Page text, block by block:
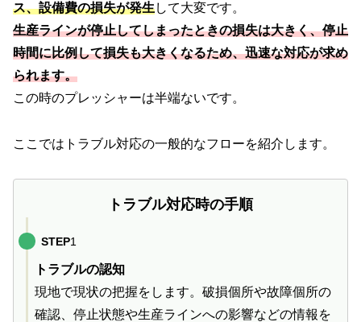
ス、設備費の損失が発生して大変です。
生産ラインが停止してしまったときの損失は大きく、停止
時間に比例して損失も大きくなるため、迅速な対応が求め
られます。
この時のプレッシャーは半端ないです。
ここではトラブル対応の一般的なフローを紹介します。
トラブル対応時の手順
STEP1
トラブルの認知
現地で現状の把握をします。破損個所や故障個所の
確認、停止状態や生産ラインへの影響などの情報を